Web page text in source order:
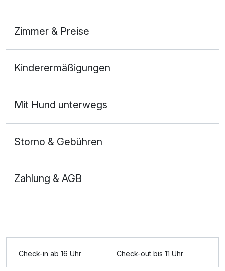
Zimmer & Preise
2 Erwachsene
p.P. ab107,00 €
Kinderermäßigungen
Mit Hund unterwegs
Storno & Gebühren
Zahlung & AGB
Check-in ab 16 Uhr Check-out bis 11 Uhr